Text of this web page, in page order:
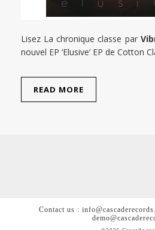
Lisez La chronique classe par
nouvel EP ‘Elusive’ EP de Cotton
READ MORE
Contact us :